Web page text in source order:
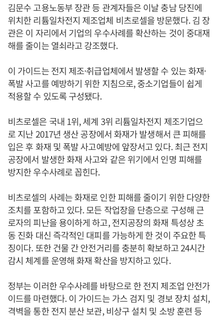
김문수 고용노동부 장관 등 관계자들은 이날 충남 당진에
위치한 리튬일차전지 제조업체 비츠로셀을 방문했다. 김 장
관은 이 자리에서 기업의 우수사례를 확산하는 것이 중대재
해를 줄이는 열쇠라고 강조했다.
이 가이드는 전지 제조·취급업체에서 발생할 수 있는 화재·
폭발 사고를 예방하기 위한 지침으로, 중소기업들이 쉽게
적용할 수 있도록 구성됐다.
비츠로셀은 국내 1위, 세계 3위 리튬일차전지 제조기업으
로 지난 2017년 생산 공장에서 화재가 발생해서 큰 피해를
입은 후 화재 및 폭발 사고예방에 앞장서고 있다. 최근 전지
공장에서 발생한 화재 사고와 같은 위기에서 인명 피해를
방지한 우수사례로 꼽힌다.
비츠로셀의 사례는 화재로 인한 피해를 줄이기 위한 다양한
조치를 포함하고 있다. 모든 작업장을 단층으로 구성해 근
로자의 피난을 용이하게 하고, 전지공장의 화재 특성상 초
동 진화 대신 즉각적인 대피를 가능하게 한 것이 주요한 특
징이다. 또한 건물 간 안전거리를 충분히 확보하고 24시간
감시 체계를 운영해 화재 확산을 방지하고 있다.
정부는 이러한 우수사례를 바탕으로 한 전지 제조업 안전가
이드를 마련했다. 이 가이드는 가스 검지 및 경보 장치 설치,
격벽을 통한 전지 분산 보관, 비상구 설치 및 소방 훈련 등